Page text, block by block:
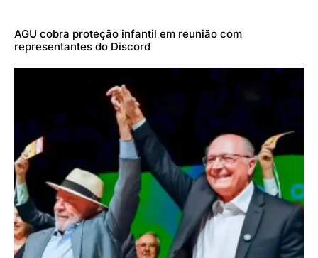
AGU cobra proteção infantil em reunião com
representantes do Discord